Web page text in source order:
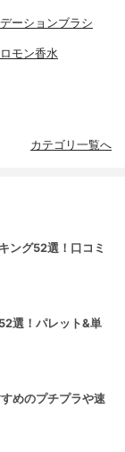
ーションブラシ
モン香水
カテゴリ一覧へ
ング52選！口コミ
選！パレット&単
めのプチプラや速